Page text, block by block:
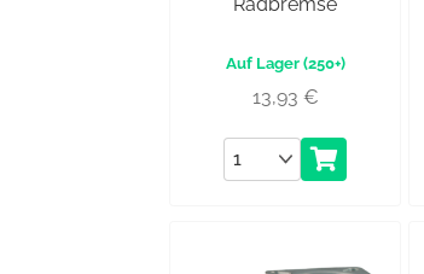
Radbremse
(250+)
13,93 €
Anzahl